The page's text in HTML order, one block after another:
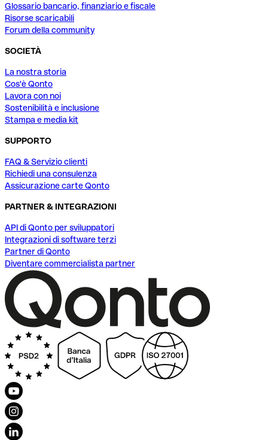
Glossario bancario, finanziario e fiscale
Risorse scaricabili
Forum della community
SOCIETÀ
La nostra storia
Cos'è Qonto
Lavora con noi
Sostenibilità e inclusione
Stampa e media kit
SUPPORTO
FAQ & Servizio clienti
Richiedi una consulenza
Assicurazione carte Qonto
PARTNER & INTEGRAZIONI
API di Qonto per sviluppatori
Integrazioni di software terzi
Partner di Qonto
Diventare commercialista partner